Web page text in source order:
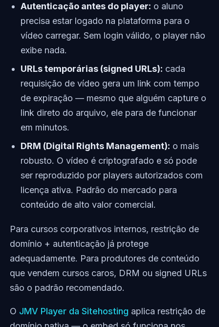
Autenticação antes do player: o aluno
precisa estar logado na plataforma para o
vídeo carregar. Sem login válido, o player não
exibe nada.
URLs temporárias (signed URLs): cada
requisição de vídeo gera um link com tempo
de expiração — mesmo que alguém capture o
link direto do arquivo, ele para de funcionar
em minutos.
DRM (Digital Rights Management): o mais
robusto. O vídeo é criptografado e só pode
ser reproduzido por players autorizados com
licença ativa. Padrão do mercado para
conteúdo de alto valor comercial.
Para cursos corporativos internos, restrição de
domínio + autenticação já protege
adequadamente. Para produtores de conteúdo
que vendem cursos caros, DRM ou signed URLs
são o padrão recomendado.
O JMV Player da Sitehosting aplica restrição de